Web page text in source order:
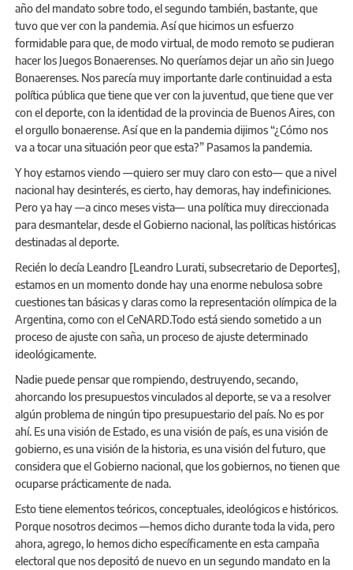
año del mandato sobre todo, el segundo también, bastante, que
tuvo que ver con la pandemia. Así que hicimos un esfuerzo
formidable para que, de modo virtual, de modo remoto se pudieran
hacer los Juegos Bonaerenses. No queríamos dejar un año sin Juego
Bonaerenses. Nos parecía muy importante darle continuidad a esta
política pública que tiene que ver con la juventud, que tiene que ver
con el deporte, con la identidad de la provincia de Buenos Aires, con
el orgullo bonaerense. Así que en la pandemia dijimos “¿Cómo nos
va a tocar una situación peor que esta?” Pasamos la pandemia.
Y hoy estamos viendo —quiero ser muy claro con esto— que a nivel
nacional hay desinterés, es cierto, hay demoras, hay indefiniciones.
Pero ya hay —a cinco meses vista— una política muy direccionada
para desmantelar, desde el Gobierno nacional, las políticas históricas
destinadas al deporte.
Recién lo decía Leandro [Leandro Lurati, subsecretario de Deportes],
estamos en un momento donde hay una enorme nebulosa sobre
cuestiones tan básicas y claras como la representación olímpica de la
Argentina, como con el CeNARD.Todo está siendo sometido a un
proceso de ajuste con saña, un proceso de ajuste determinado
ideológicamente.
Nadie puede pensar que rompiendo, destruyendo, secando,
ahorcando los presupuestos vinculados al deporte, se va a resolver
algún problema de ningún tipo presupuestario del país. No es por
ahí. Es una visión de Estado, es una visión de país, es una visión de
gobierno, es una visión de la historia, es una visión del futuro, que
considera que el Gobierno nacional, que los gobiernos, no tienen que
ocuparse prácticamente de nada.
Esto tiene elementos teóricos, conceptuales, ideológicos e históricos.
Porque nosotros decimos —hemos dicho durante toda la vida, pero
ahora, agrego, lo hemos dicho específicamente en esta campaña
electoral que nos depositó de nuevo en un segundo mandato en la